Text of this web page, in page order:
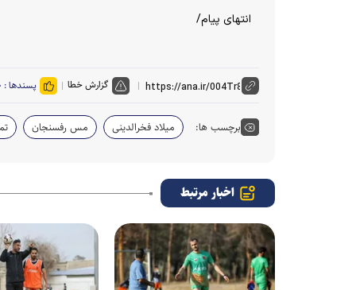
انتهای پیام/
گزارش خطا پسندها :
برچسب ها: میلاد فخرالدینی مس رفسنجان
اخبار مرتبط